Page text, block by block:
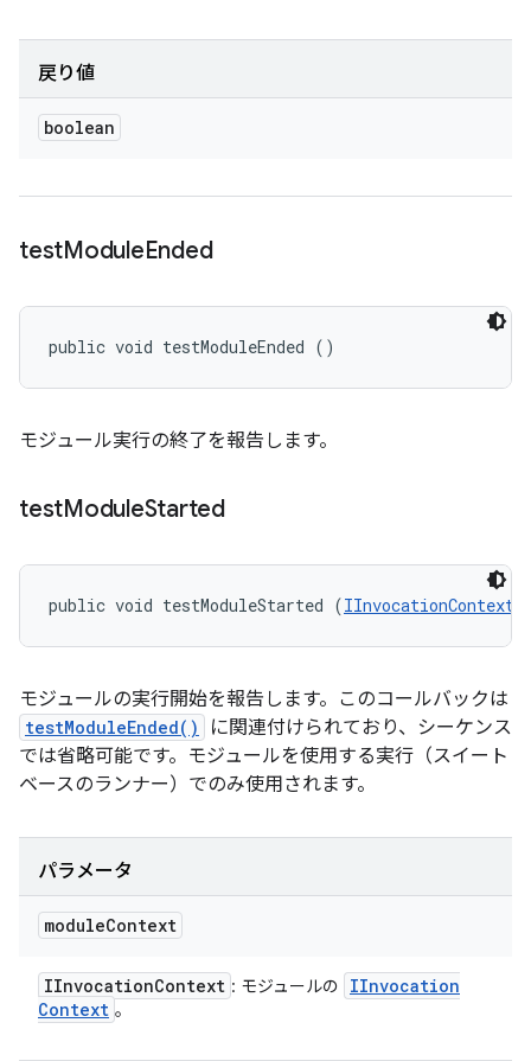
戻り値
boolean
testModuleEnded
public void testModuleEnded ()
モジュール実行の終了を報告します。
testModuleStarted
public void testModuleStarted (IInvocationContext
モジュールの実行開始を報告します。このコールバックは
testModuleEnded()
に関連付けられており、シーケンス
では省略可能です。モジュールを使用する実行（スイート
ベースのランナー）でのみ使用されます。
パラメータ
moduleContext
IInvocationContext : モジュールの
IInvocation
Context 。